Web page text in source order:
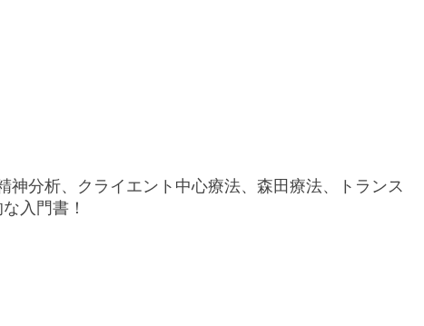
分析、クライエント中心療法、森田療法、トランス
入門書！